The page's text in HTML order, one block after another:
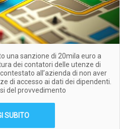
una sanzione di 20mila euro a
dei contatori delle utenze di
all’azienda di non aver
di accesso ai dati dei dipendenti.
del provvedimento
SUBITO